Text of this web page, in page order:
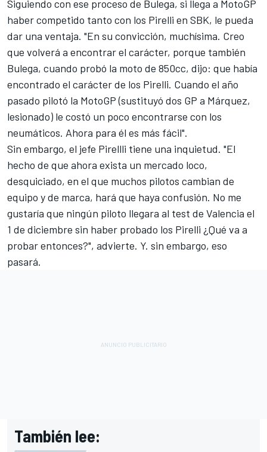
Siguiendo con ese proceso de Bulega, si llega a MotoGP
haber competido tanto con los Pirelli en SBK, le pueda
dar una ventaja. "En su convicción, muchísima. Creo
que volverá a encontrar el carácter, porque también
Bulega, cuando probó la moto de 850cc, dijo: que había
encontrado el carácter de los Pirelli. Cuando el año
pasado pilotó la MotoGP (sustituyó dos GP a Márquez,
lesionado) le costó un poco encontrarse con los
neumáticos. Ahora para él es más fácil".
Sin embargo, el jefe Pirellli tiene una inquietud. "El
hecho de que ahora exista un mercado loco,
desquiciado, en el que muchos pilotos cambian de
equipo y de marca, hará que haya confusión. No me
gustaría que ningún piloto llegara al test de Valencia el
1 de diciembre sin haber probado los Pirelli ¿Qué va a
probar entonces?", advierte. Y. sin embargo, eso
pasará.
También lee: